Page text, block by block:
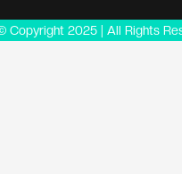
Copyright 2025 | All Rights